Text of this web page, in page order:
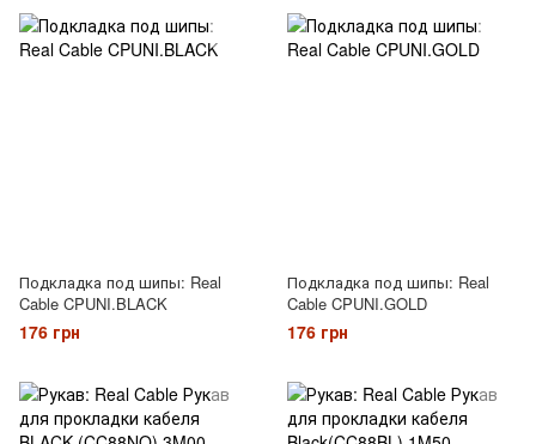
Подкладка под шипы: Real
Cable CPUNI.BLACK
176 грн
Подкладка под шипы: Real
Cable CPUNI.GOLD
176 грн